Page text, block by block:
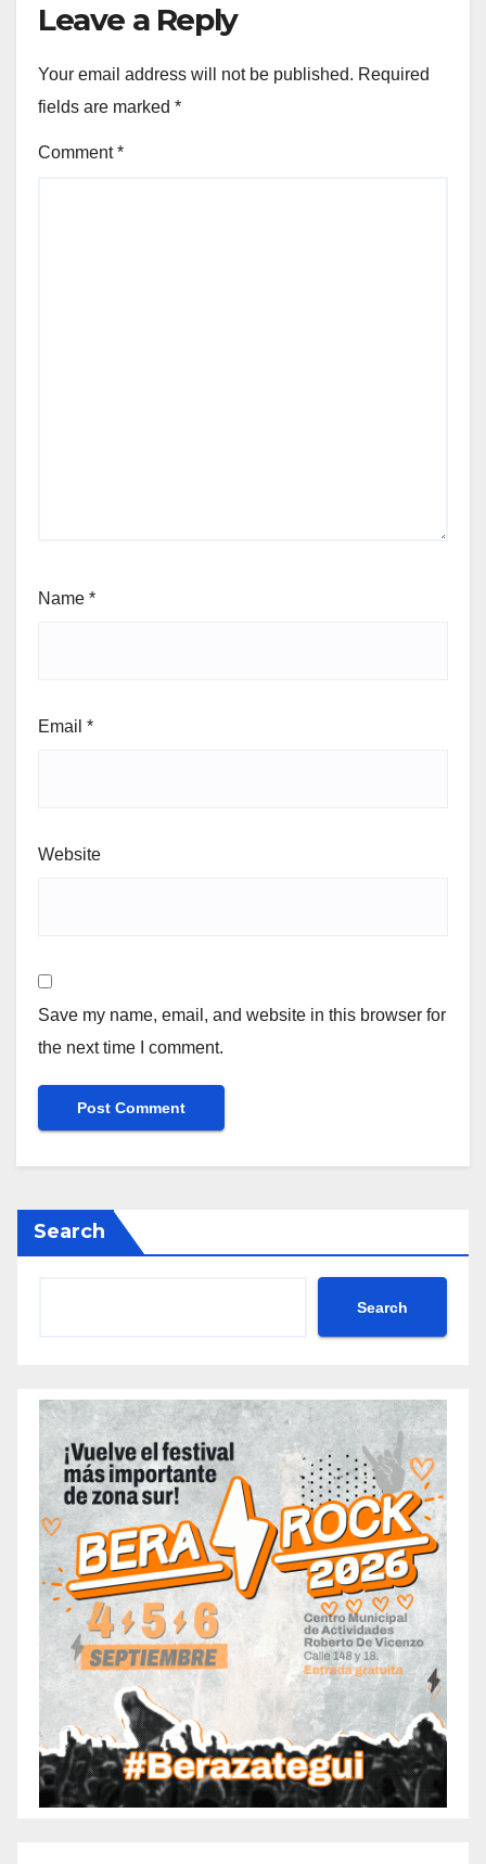
Leave a Reply
Your email address will not be published. Required
fields are marked *
Comment*
Name *
Email *
Website
Save my name, email, and website in this browser for
the next time I comment.
Search
Search